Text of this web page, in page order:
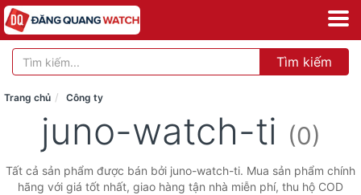
Tìm kiếm
Trang chủ Công ty
juno-watch-ti (0)
Tất cả sản phẩm được bán bởi juno-watch-ti. Mua sản phẩm chính
hãng với giá tốt nhất, giao hàng tận nhà miễn phí, thu hộ COD